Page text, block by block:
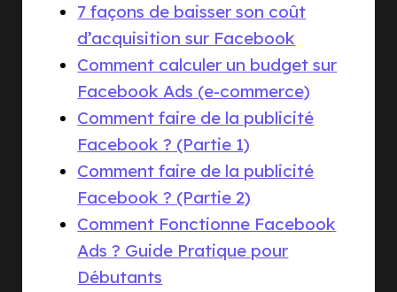
7 façons de baisser son coût
d’acquisition sur Facebook
Comment calculer un budget sur
Facebook Ads (e-commerce)
Comment faire de la publicité
Facebook ? (Partie 1)
Comment faire de la publicité
Facebook ? (Partie 2)
Comment Fonctionne Facebook
Ads ? Guide Pratique pour
Débutants